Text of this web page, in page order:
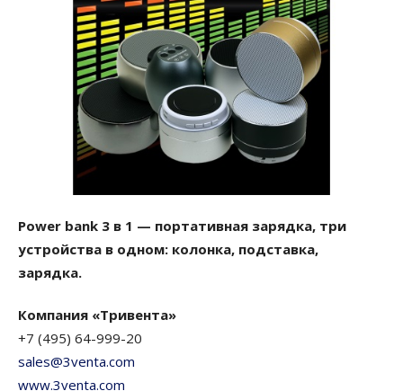
Power bank 3 в 1 — портативная зарядка, три
устройства в одном: колонка, подставка,
зарядка.
Компания «Тривента»
+7 (495) 64-999-20
sales@3venta.com
www.3venta.com